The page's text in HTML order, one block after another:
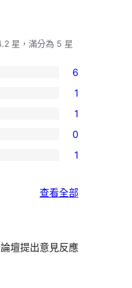
星，滿分為 5 星
6
1
1
0
1
查看全部
評
壇提出意見反應